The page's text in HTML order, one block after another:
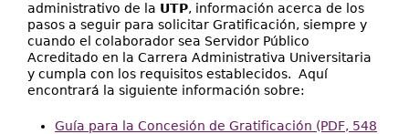
administrativo de la UTP, información acerca de los
pasos a seguir para solicitar Gratificación, siempre y
cuando el colaborador sea Servidor Público
Acreditado en la Carrera Administrativa Universitaria
y cumpla con los requisitos establecidos. Aquí
encontrará la siguiente información sobre:
Guía para la Concesión de Gratificación (PDF, 548